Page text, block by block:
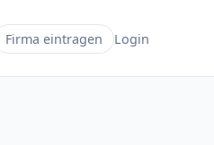
Firma eintragen Login